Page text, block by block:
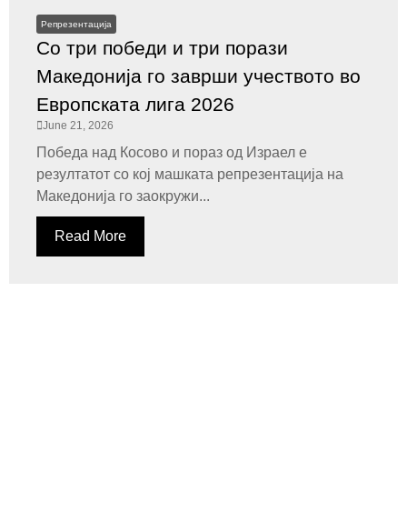
Репрезентација
Со три победи и три порази
Македонија го заврши учеството во
Европската лига 2026
June 21, 2026
Победа над Косово и пораз од Израел е
резултатот со кој машката репрезентација на
Македонија го заокружи...
Read More